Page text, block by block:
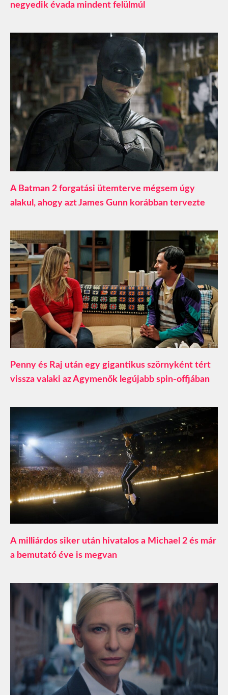
negyedik évada mindent felülmúl
A Batman 2 forgatási ütemterve mégsem úgy
alakul, ahogy azt James Gunn korábban tervezte
Penny és Raj után egy gigantikus szörnyként tért
vissza valaki az Agymenők legújabb spin-offjában
A milliárdos siker után hivatalos a Michael 2 és már
a bemutató éve is megvan